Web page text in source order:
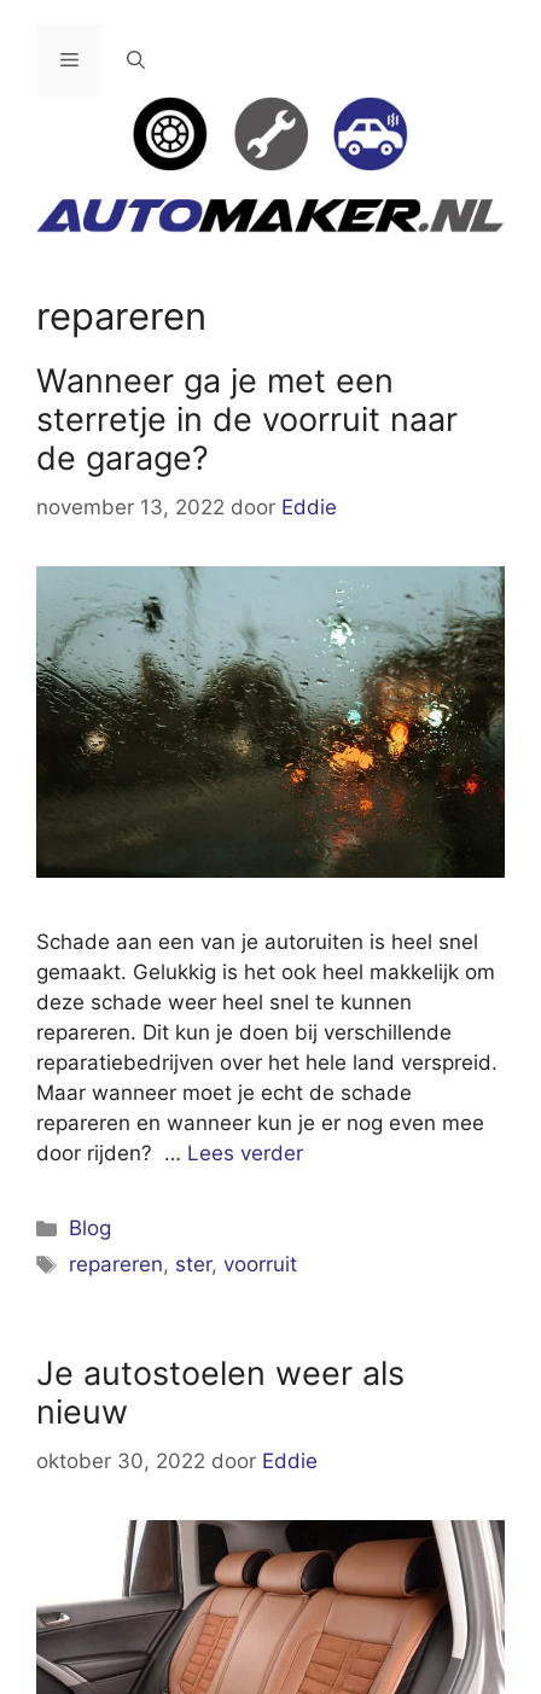
Menu
repareren
Wanneer ga je met een
sterretje in de voorruit naar
de garage?
november 13, 2022 door Eddie
Schade aan een van je autoruiten is heel snel
gemaakt. Gelukkig is het ook heel makkelijk om
deze schade weer heel snel te kunnen
repareren. Dit kun je doen bij verschillende
reparatiebedrijven over het hele land verspreid.
Maar wanneer moet je echt de schade
repareren en wanneer kun je er nog even mee
door rijden? … Lees verder
Categorieën
Blog
Tags
repareren, ster,voorruit
Je autostoelen weer als
nieuw
oktober 30, 2022 door Eddie